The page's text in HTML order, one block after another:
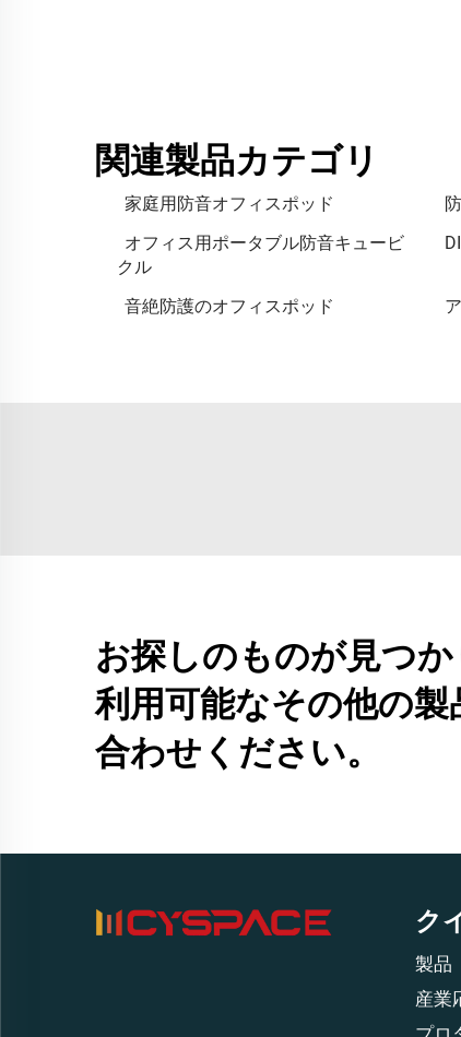
関連製品カテゴリ
家庭用防音オフィスポッド
オフィス用ポータブル防音キュービ
クル
音絶防護のオフィスポッド
お探しのものが見つ
利用可能なその他の
合わせください。
ク
製品
産業